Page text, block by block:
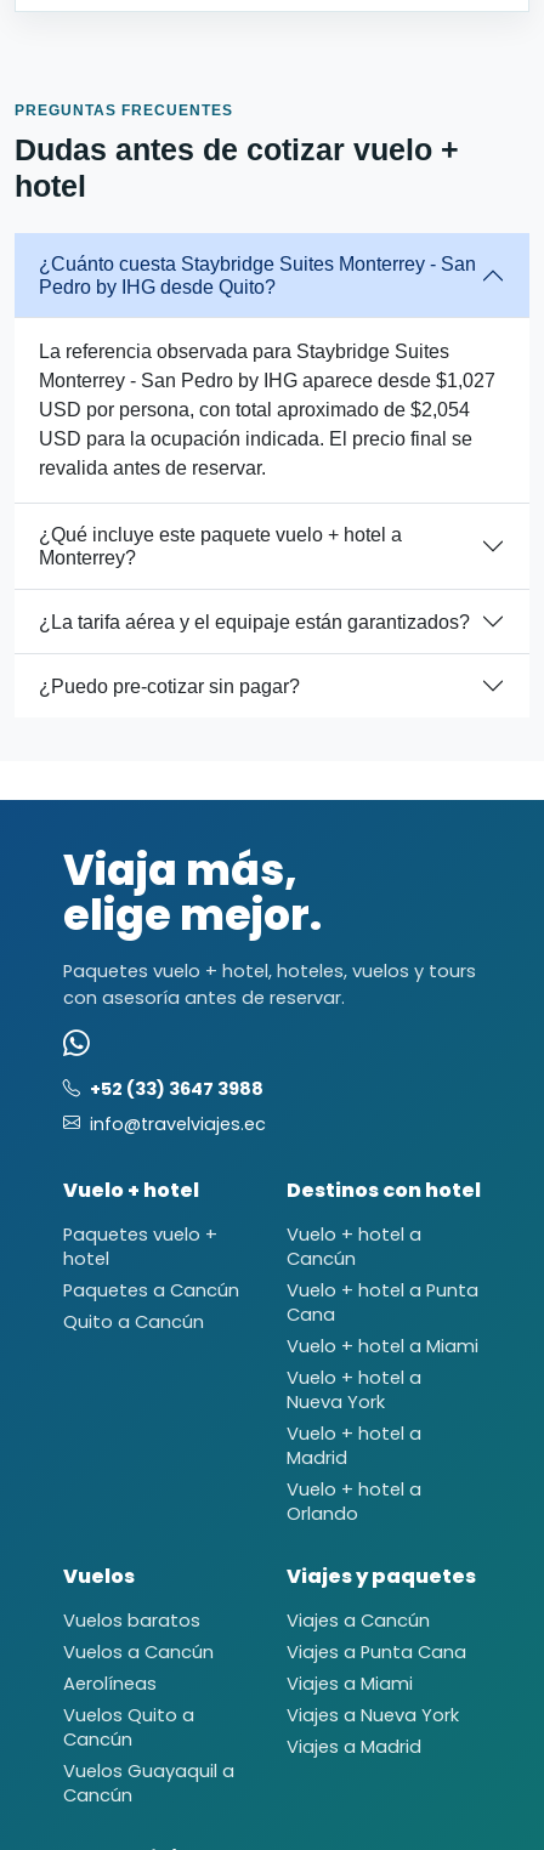
PREGUNTAS FRECUENTES
Dudas antes de cotizar vuelo +
hotel
¿Cuánto cuesta Staybridge Suites Monterrey - San
Pedro by IHG desde Quito?
La referencia observada para Staybridge Suites
Monterrey - San Pedro by IHG aparece desde $1,027
USD por persona, con total aproximado de $2,054
USD para la ocupación indicada. El precio final se
revalida antes de reservar.
¿Qué incluye este paquete vuelo + hotel a
Monterrey?
¿La tarifa aérea y el equipaje están garantizados?
¿Puedo pre-cotizar sin pagar?
Viaja más,
elige mejor.
Paquetes vuelo + hotel, hoteles, vuelos y tours
con asesoría antes de reservar.
+52 (33) 3647 3988
info@travelviajes.ec
Vuelo + hotel
Paquetes vuelo +
hotel
Paquetes a Cancún
Quito a Cancún
Destinos con hotel
Vuelo + hotel a
Cancún
Vuelo + hotel a Punta
Cana
Vuelo + hotel a Miami
Vuelo + hotel a
Nueva York
Vuelo + hotel a
Madrid
Vuelo + hotel a
Orlando
Vuelos
Vuelos baratos
Vuelos a Cancún
Aerolíneas
Vuelos Quito a
Cancún
Vuelos Guayaquil a
Cancún
Viajes y paquetes
Viajes a Cancún
Viajes a Punta Cana
Viajes a Miami
Viajes a Nueva York
Viajes a Madrid